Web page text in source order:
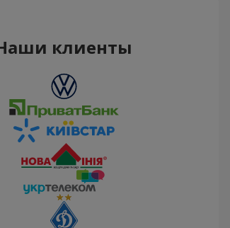
клиенты